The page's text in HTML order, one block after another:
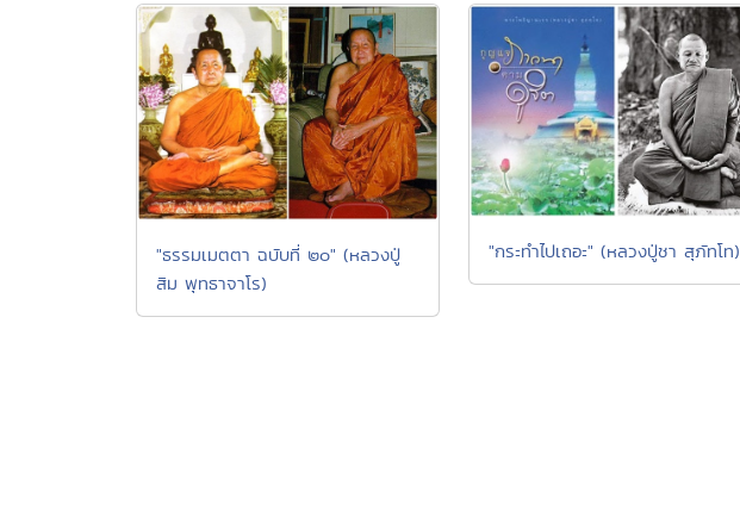
"ธรรมเมตตา ฉบับที่ ๒๐" (หลวงปู่
สิม พุทธาจาโร)
"กระทำไปเถอะ" (หลวงปู่ชา สุภัทโท)